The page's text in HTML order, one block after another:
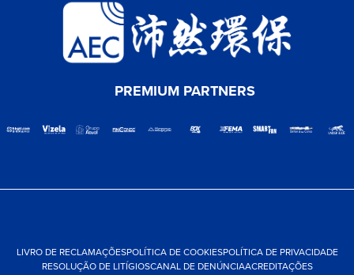
PREMIUM PARTNERS
LIVRO DE RECLAMAÇÕESPOLÍTICA DE COOKIESPOLÍTICA DE PRIVACIDADE
RESOLUÇÃO DE LITÍGIOSCANAL DE DENÚNCIAACREDITAÇÕES